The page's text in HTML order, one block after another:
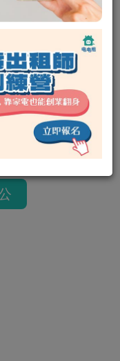
用四天）/
使用三天）